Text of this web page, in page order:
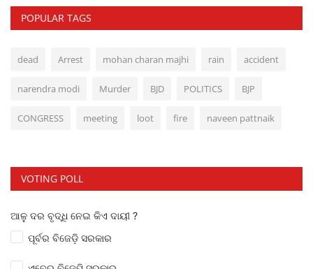
POPULAR TAGS
dead Arrest mohan charan majhi rain accident
narendra modi Murder BJD POLITICS BJP
CONGRESS meeting loot fire naveen pattnaik
VOTING POLL
ଆଳୁ ଦର ବୃଦ୍ଧି ନେଇ କିଏ ଦାୟୀ ?
ପୂର୍ବର ବିଜେଡ଼ି ସରକାର